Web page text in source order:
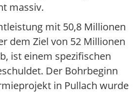
massiv.
mit 50,8 Millionen
dem Ziel von 52 Millionen
ist einem spezifischen
Der Bohrbeginn
in Pullach wurde